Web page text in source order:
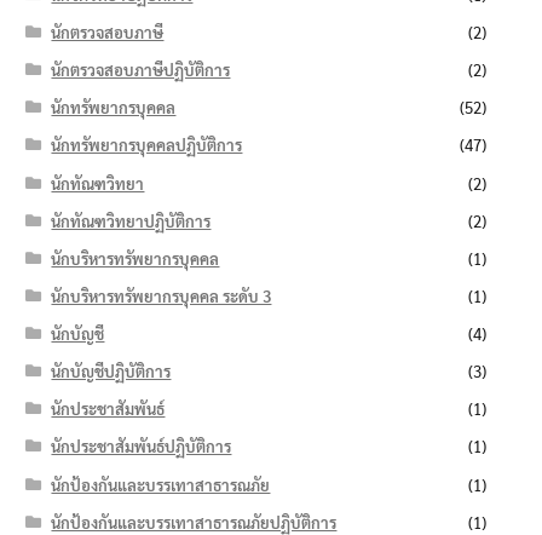
นักตรวจสอบภาษี
(2)
นักตรวจสอบภาษีปฏิบัติการ
(2)
นักทรัพยากรบุคคล
(52)
นักทรัพยากรบุคคลปฏิบัติการ
(47)
นักทัณฑวิทยา
(2)
นักทัณฑวิทยาปฏิบัติการ
(2)
นักบริหารทรัพยากรบุคคล
(1)
นักบริหารทรัพยากรบุคคล ระดับ 3
(1)
นักบัญชี
(4)
นักบัญชีปฏิบัติการ
(3)
นักประชาสัมพันธ์
(1)
นักประชาสัมพันธ์ปฏิบัติการ
(1)
นักป้องกันและบรรเทาสาธารณภัย
(1)
นักป้องกันและบรรเทาสาธารณภัยปฏิบัติการ
(1)